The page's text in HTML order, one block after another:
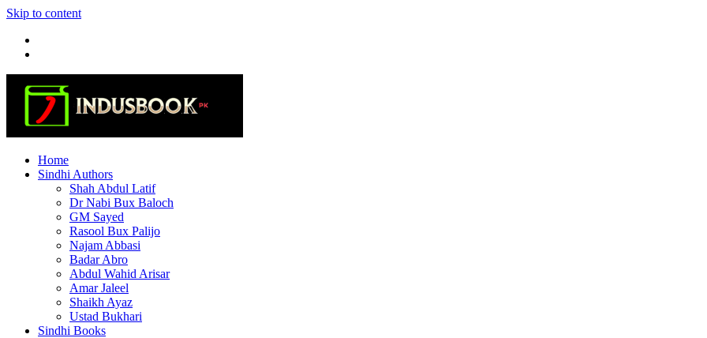
Skip to content
Home
Sindhi Authors
Shah Abdul Latif
Dr Nabi Bux Baloch
GM Sayed
Rasool Bux Palijo
Najam Abbasi
Badar Abro
Abdul Wahid Arisar
Amar Jaleel
Shaikh Ayaz
Ustad Bukhari
Sindhi Books